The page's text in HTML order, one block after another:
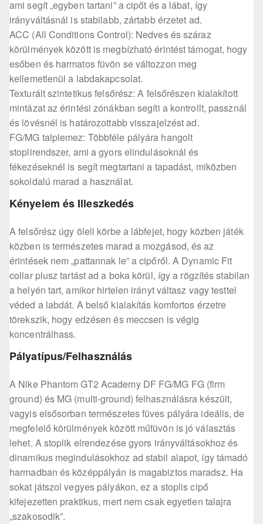
ami segít „egyben tartani” a cipőt és a lábat, így
irányváltásnál is stabilabb, zártabb érzetet ad.
ACC (All Conditions Control): Nedves és száraz
körülmények között is megbízható érintést támogat, hogy
esőben és harmatos füvön se változzon meg
kellemetlenül a labdakapcsolat.
Texturált szintetikus felsőrész: A felsőrészen kialakított
mintázat az érintési zónákban segíti a kontrollt, passznál
és lövésnél is határozottabb visszajelzést ad.
FG/MG talplemez: Többféle pályára hangolt
stoplirendszer, ami a gyors elindulásoknál és
fékezéseknél is segít megtartani a tapadást, miközben
sokoldalú marad a használat.
Kényelem és Illeszkedés
A felsőrész úgy öleli körbe a lábfejet, hogy közben játék
közben is természetes marad a mozgásod, és az
érintések nem „pattannak le” a cipőről. A Dynamic Fit
collar plusz tartást ad a boka körül, így a rögzítés stabilan
a helyén tart, amikor hirtelen irányt váltasz vagy testtel
véded a labdát. A belső kialakítás komfortos érzetre
törekszik, hogy edzésen és meccsen is végig
koncentrálhass.
Pályatípus/Felhasználás
A Nike Phantom GT2 Academy DF FG/MG FG (firm
ground) és MG (multi-ground) felhasználásra készült,
vagyis elsősorban természetes füves pályára ideális, de
megfelelő körülmények között műfüvön is jó választás
lehet. A stoplik elrendezése gyors irányváltásokhoz és
dinamikus megindulásokhoz ad stabil alapot, így támadó
harmadban és középpályán is magabiztos maradsz. Ha
sokat játszol vegyes pályákon, ez a stoplis cipő
kifejezetten praktikus, mert nem csak egyetlen talajra
„szakosodik”.